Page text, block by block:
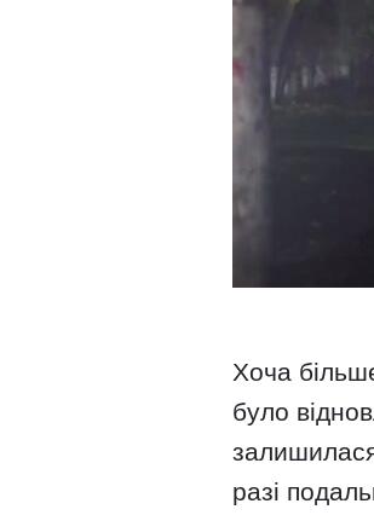
Хоча
було
разі